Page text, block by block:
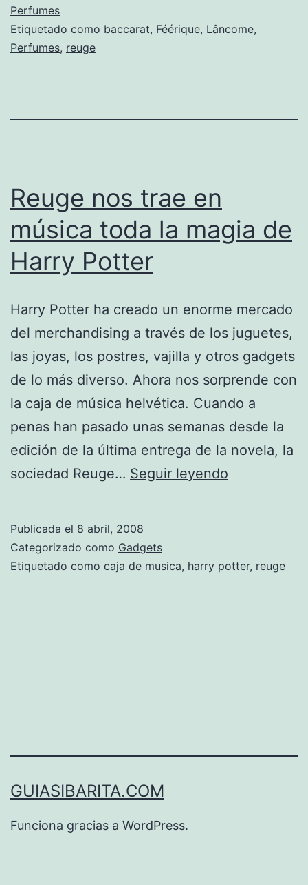
Perfumes
Etiquetado como baccarat, Féérique, Lâncome,
Perfumes, reuge
Reuge nos trae en
música toda la magia de
Harry Potter
Harry Potter ha creado un enorme mercado
del merchandising a través de los juguetes,
las joyas, los postres, vajilla y otros gadgets
de lo más diverso. Ahora nos sorprende con
la caja de música helvética. Cuando a
penas han pasado unas semanas desde la
edición de la última entrega de la novela, la
sociedad Reuge… Seguir leyendo
música
Publicada el 8 abril, 2008
Categorizado como Gadgets
Etiquetado como caja de musica, harry potter, reuge
GUIASIBARITA.COM
Funciona gracias a WordPress.